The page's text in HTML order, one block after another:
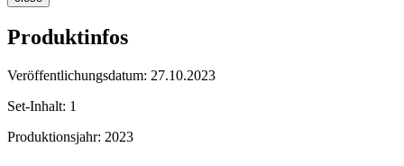
Produktinfos
Veröffentlichungsdatum: 27.10.2023
Set-Inhalt: 1
Produktionsjahr: 2023